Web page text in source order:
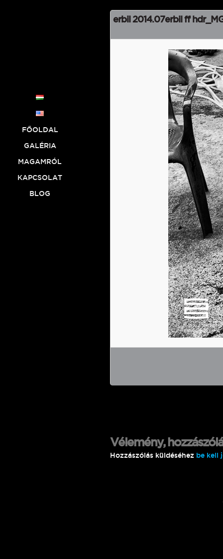
Fő menü
TOVÁBB AZ
ELSŐDLEGES
TARTALOMRA
TOVÁBB A
MÁSODLAGOS
TARTALOMRA
FŐOLDAL
GALÉRIA
MAGAMRÓL
KAPCSOLAT
BLOG
erbil 2014.07erbil ff
Vélemény,
Hozzászólás küldéséhez be kell